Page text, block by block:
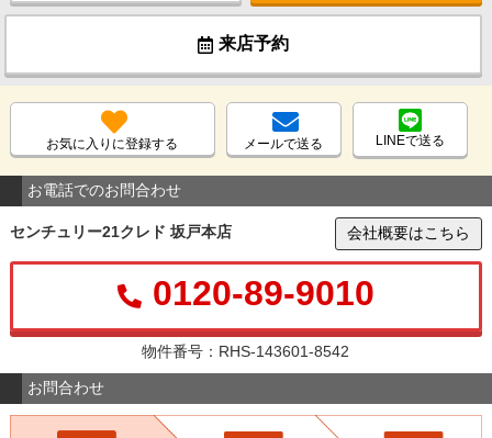
来店予約
お気に入りに登録する メールで送る LINEで送る
お電話でのお問合わせ
センチュリー21クレド 坂戸本店 会社概要はこちら
0120-89-9010
物件番号：RHS-143601-8542
お問合わせ